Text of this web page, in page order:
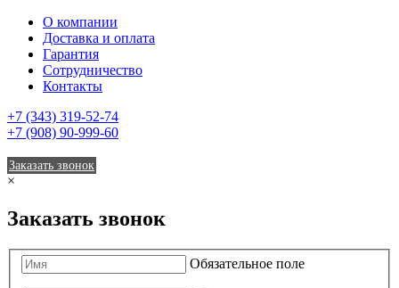
О компании
Доставка и оплата
Гарантия
Сотрудничество
Контакты
+7 (343) 319-52-74
+7 (908) 90-999-60
Заказать звонок
×
Заказать звонок
Обязательное поле